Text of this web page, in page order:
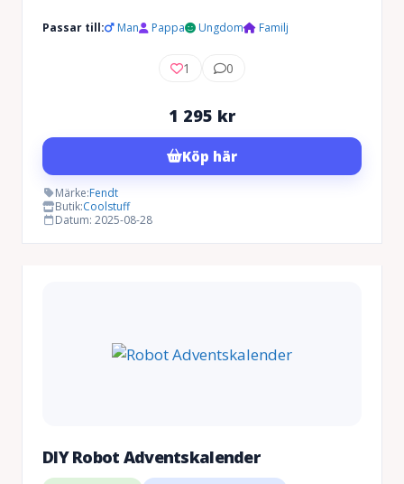
Passar till: Man Pappa Ungdom Familj
1 0
1 295 kr
Köp här
Märke:Fendt
Butik:Coolstuff
Datum: 2025-08-28
DIY Robot Adventskalender